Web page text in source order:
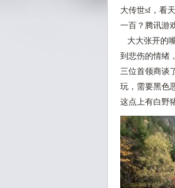
大传世sf，看
一百？腾讯游
大大张开的
到悲伤的情绪
三位首领商谈
玩，需要黑色
这点上有白野